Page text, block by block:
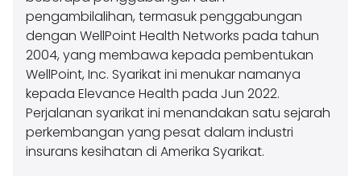
pengambilalihan, termasuk penggabungan
dengan WellPoint Health Networks pada tahun
2004, yang membawa kepada pembentukan
WellPoint, Inc. Syarikat ini menukar namanya
kepada Elevance Health pada Jun 2022.
Perjalanan syarikat ini menandakan satu sejarah
perkembangan yang pesat dalam industri
insurans kesihatan di Amerika Syarikat.